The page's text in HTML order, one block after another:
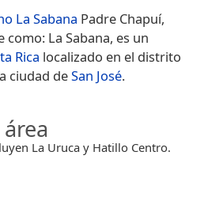
La Sabana Padre Chapuí,
La Sabana, es un
Rica localizado en el distrito
ciudad deSan José.
La Uruca y Hatillo Centro.